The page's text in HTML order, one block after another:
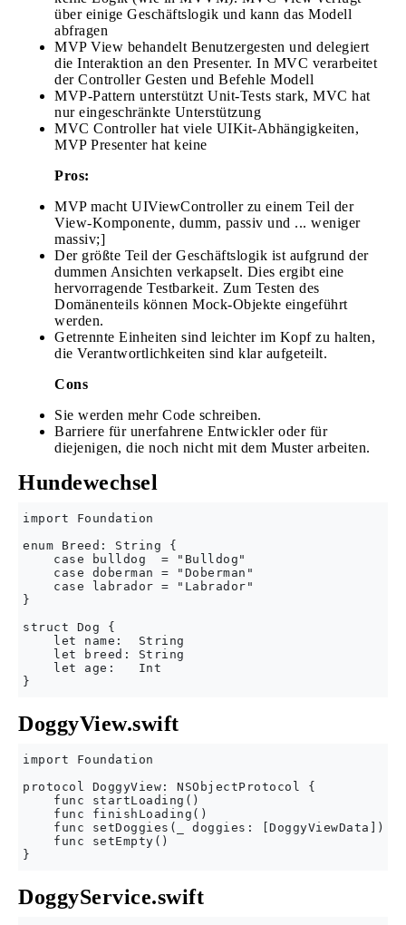
über einige Geschäftslogik und kann das Modell
abfragen
MVP View behandelt Benutzergesten und delegiert
die Interaktion an den Presenter. In MVC verarbeitet
der Controller Gesten und Befehle Modell
MVP-Pattern unterstützt Unit-Tests stark, MVC hat
nur eingeschränkte Unterstützung
MVC Controller hat viele UIKit-Abhängigkeiten,
MVP Presenter hat keine
Pros:
MVP macht UIViewController zu einem Teil der
View-Komponente, dumm, passiv und ... weniger
massiv;]
Der größte Teil der Geschäftslogik ist aufgrund der
dummen Ansichten verkapselt. Dies ergibt eine
hervorragende Testbarkeit. Zum Testen des
Domänenteils können Mock-Objekte eingeführt
werden.
Getrennte Einheiten sind leichter im Kopf zu halten,
die Verantwortlichkeiten sind klar aufgeteilt.
Cons
Sie werden mehr Code schreiben.
Barriere für unerfahrene Entwickler oder für
diejenigen, die noch nicht mit dem Muster arbeiten.
Hundewechsel
import Foundation
enum Breed: String {
    case bulldog  = "Bulldog"
    case doberman = "Doberman"
    case labrador = "Labrador"
}
struct Dog {
    let name:  String
    let breed: String
    let age:   Int
DoggyView.swift
import Foundation
protocol DoggyView: NSObjectProtocol {
    func startLoading()
    func finishLoading()
    func setDoggies(_ doggies: [DoggyViewData])
    func setEmpty()
DoggyService.swift